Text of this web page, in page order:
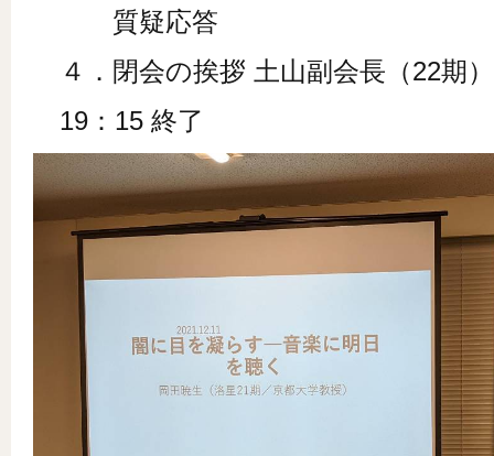
質疑応答
４．閉会の挨拶 土山副会長（22期）
19：15 終了